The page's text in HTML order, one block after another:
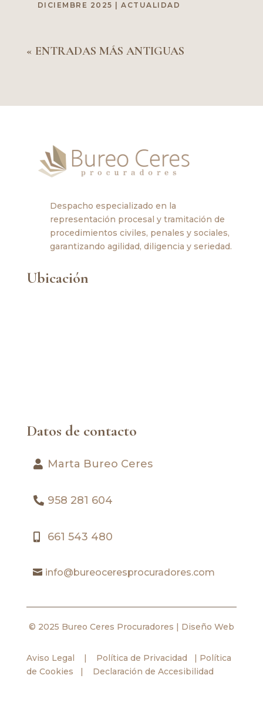
DICIEMBRE 2025 |ACTUALIDAD
« ENTRADAS MÁS ANTIGUAS
Despacho especializado en la
representación procesal y tramitación de
procedimientos civiles, penales y sociales,
garantizando agilidad, diligencia y seriedad.
Ubicación
Datos de contacto
Marta Bureo Ceres
958 281 604
661 543 480
info@bureoceresprocuradores.com
© 2025 Bureo Ceres Procuradores | Diseño Web
Aviso Legal Política de Privacidad
Política
de Cookies
Declaración de Accesibilidad